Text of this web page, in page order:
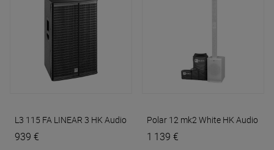
L3 115 FA LINEAR 3 HK Audio
939 €
Polar 12 mk2 White HK Audio
1 139 €